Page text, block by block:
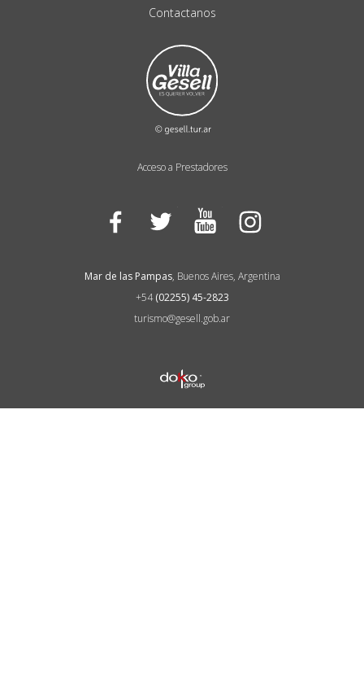
Acceso a Prestadores
Contactanos
Facebook Twitter YouTube
Mar de las Pampas, Buenos Aires, Argentina
+54(02255) 45-2823
turismo@gesell.gob.ar